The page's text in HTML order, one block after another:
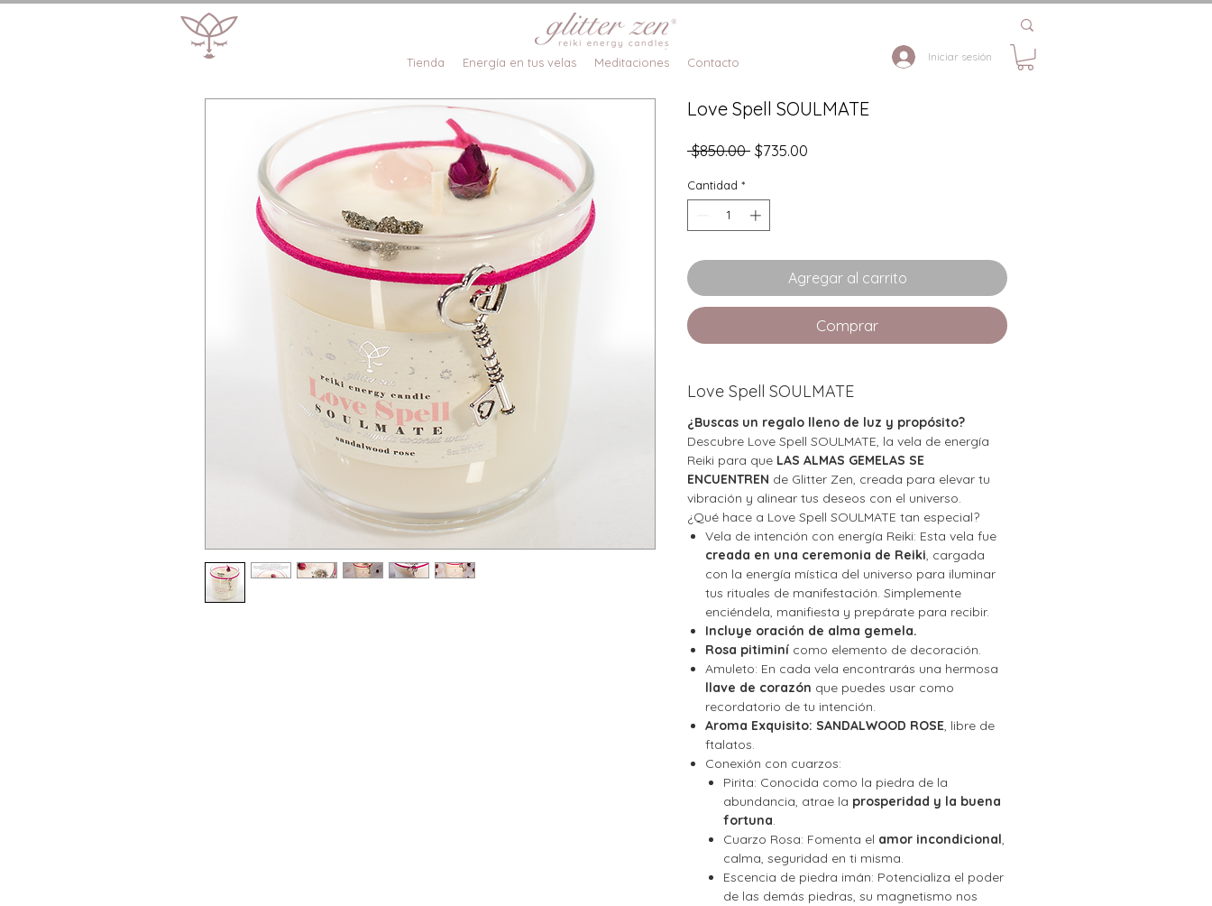
Tienda Energía en tus velas Meditaciones Contacto Iniciar sesión
Love Spell SOULMATE
$850.00 Precio
$735.00
Cantidad *
Agregar al carrito
Comprar
Love Spell SOULMATE
¿Buscas un regalo lleno de luz y propósito?
Descubre Love Spell SOULMATE, la vela de energía
Reiki para que LAS ALMAS GEMELAS SE
ENCUENTREN de Glitter Zen, creada para elevar tu
vibración y alinear tus deseos con el universo.
¿Qué hace a Love Spell SOULMATE tan especial?
Vela de intención con energía Reiki: Esta vela fue
creada en una ceremonia de Reiki, cargada
con la energía mística del universo para iluminar
tus rituales de manifestación. Simplemente
enciéndela, manifiesta y prepárate para recibir.
Incluye oración de alma gemela.
Rosa pitiminí como elemento de decoración.
Amuleto: En cada vela encontrarás una hermosa
llave de corazón que puedes usar como
recordatorio de tu intención.
Aroma Exquisito: SANDALWOOD ROSE, libre de
ftalatos.
Conexión con cuarzos:
Pirita: Conocida como la piedra de la
abundancia, atrae la prosperidad y la buena
fortuna.
Cuarzo Rosa: Fomenta el amor incondicional,
calma, seguridad en ti misma.
Escencia de piedra imán: Potencializa el poder
de las demás piedras, su magnetismo nos